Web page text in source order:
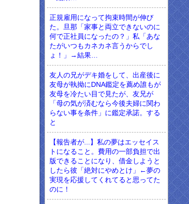
正規雇用になって拘束時間が伸び
た。旦那「家事と両立できないのに
何で正社員になったの？」私「あな
たがいつもカネカネ言うからでし
ょ！」→結果…
友人の兄がデキ婚をして、出産後に
友母が執拗にDNA鑑定を薦め誰もが
友母を冷たい目で見たが、友兄が
「母の気が済むなら今後夫婦に関わ
らない事を条件」に鑑定承諾。する
と
【報告者が...】私の夢はエッセイス
トになること。費用の一部負担で出
版できることになり、借金しようと
したら彼「絶対にやめとけ」←夢の
実現を応援してくれてると思ってた
のに！